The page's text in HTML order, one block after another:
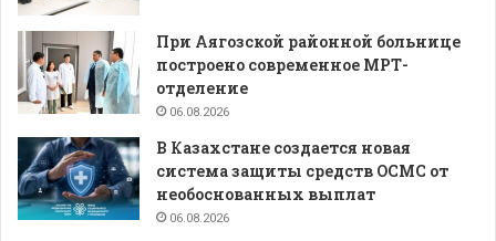
При Аягозской районной больнице
построено современное МРТ-
отделение
06.08.2026
В Казахстане создается новая
система защиты средств ОСМС от
необоснованных выплат
06.08.2026